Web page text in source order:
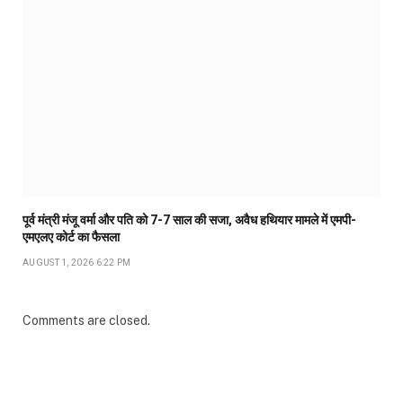
पूर्व मंत्री मंजू वर्मा और पति को 7-7 साल की सजा, अवैध हथियार मामले में एमपी-
एमएलए कोर्ट का फैसला
AUGUST 1, 2026 6:22 PM
Comments are closed.